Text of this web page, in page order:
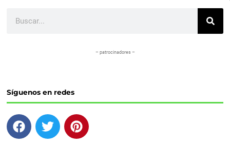
– patrocinadores –
Síguenos en redes
F
a
T
w
P
i